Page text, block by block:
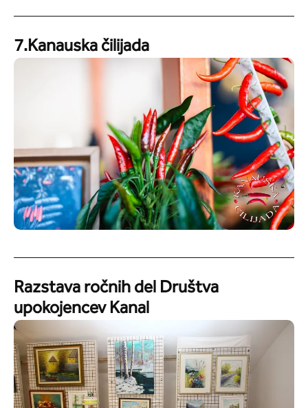
7.Kanauska čilijada
Razstava ročnih del Društva
upokojencev Kanal